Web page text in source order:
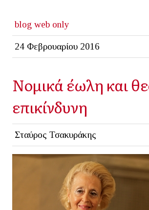
blog web only
24 Φεβρουαρίου 2016
Νομικά έωλη και
επικίνδυνη
Σταύρος Τσακυράκης